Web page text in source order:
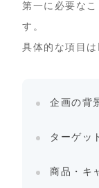
第一に必要な
す。
具体的な項目は
企画の背
ターゲッ
商品・キ